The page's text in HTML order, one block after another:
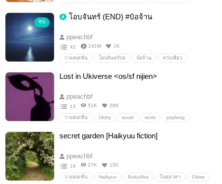
จบ
โอบจันทร์ (END) #ป๋อจ้าน
ppeachbf
42 141M 1K
วายสเตชั่น โอบจันทร์ปจ ป๋อจ้าน หวังเซียว
Lost in Ukiverse <os/sf nijien>
ppeachbf
13 51K 288
วายสเตชั่น Ukitty suuki renki psyborg
secret garden [Haikyuu fiction]
ppeachbf
14 27K 150
วายสเตชั่น Haikyuu BokuAka โบคุอาคา OiIwa